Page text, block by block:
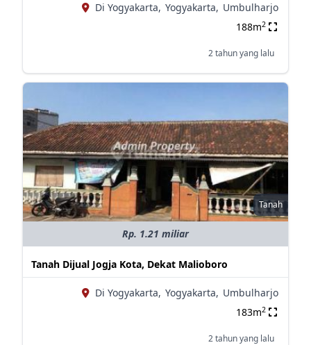
Di Yogyakarta, Yogyakarta, Umbulharjo
188m2
2 tahun yang lalu
Tanah
Rp. 1.21 miliar
Tanah Dijual Jogja Kota, Dekat Malioboro
Di Yogyakarta, Yogyakarta, Umbulharjo
183m2
2 tahun yang lalu